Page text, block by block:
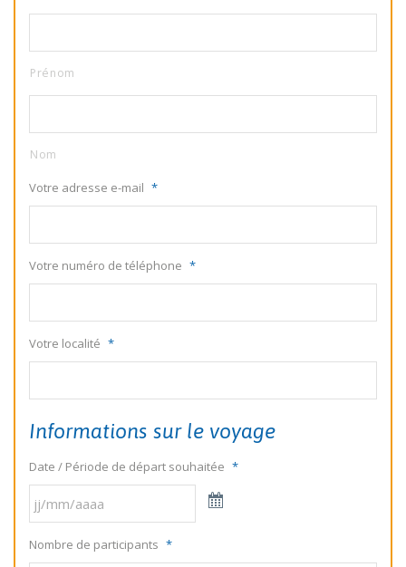
Prénom
Nom
Votre adresse e-mail *
Votre numéro de téléphone *
Votre localité *
Informations sur le voyage
Date / Période de départ souhaitée *
Nombre de participants *